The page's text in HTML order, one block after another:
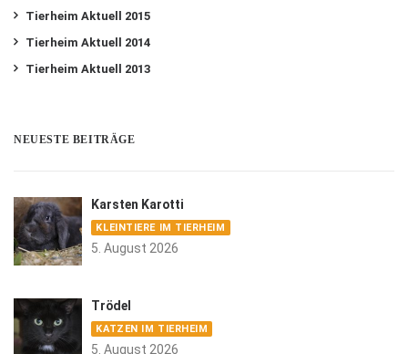
Tierheim Aktuell 2015
Tierheim Aktuell 2014
Tierheim Aktuell 2013
NEUESTE BEITRÄGE
Karsten Karotti
KLEINTIERE IM TIERHEIM
5. August 2026
Trödel
KATZEN IM TIERHEIM
5. August 2026